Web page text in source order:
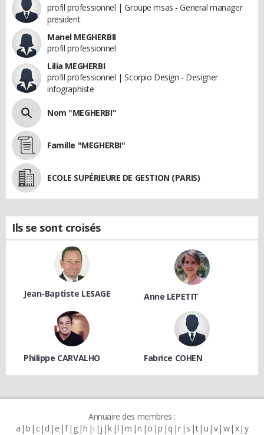
profil professionnel | Groupe msas - General manager
president
Manel MEGHERBII
profil professionnel
Lilia MEGHERBI
profil professionnel | Scorpio Design - Designer
infographiste
Nom "MEGHERBI"
Famille "MEGHERBI"
ECOLE SUPÉRIEURE DE GESTION (PARIS)
Ils se sont croisés
Jean-Baptiste LESAGE Anne LEPETIT
Philippe CARVALHO Fabrice COHEN
Annuaire des membres :
a b c d e f g h i j k l m n o p q r s t u v w x y